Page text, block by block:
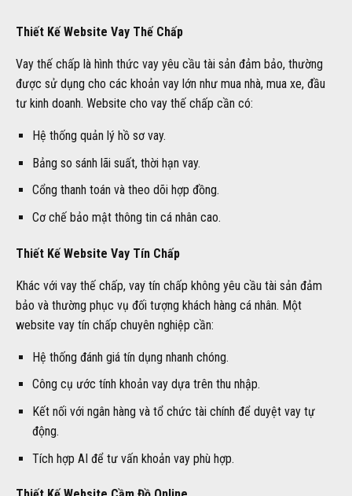
Thiết Kế Website Vay Thế Chấp
Vay thế chấp là hình thức vay yêu cầu tài sản đảm bảo, thường
được sử dụng cho các khoản vay lớn như mua nhà, mua xe, đầu
tư kinh doanh. Website cho vay thế chấp cần có:
Hệ thống quản lý hồ sơ vay.
Bảng so sánh lãi suất, thời hạn vay.
Cổng thanh toán và theo dõi hợp đồng.
Cơ chế bảo mật thông tin cá nhân cao.
Thiết Kế Website Vay Tín Chấp
Khác với vay thế chấp, vay tín chấp không yêu cầu tài sản đảm
bảo và thường phục vụ đối tượng khách hàng cá nhân. Một
website vay tín chấp chuyên nghiệp cần:
Hệ thống đánh giá tín dụng nhanh chóng.
Công cụ ước tính khoản vay dựa trên thu nhập.
Kết nối với ngân hàng và tổ chức tài chính để duyệt vay tự
động.
Tích hợp AI để tư vấn khoản vay phù hợp.